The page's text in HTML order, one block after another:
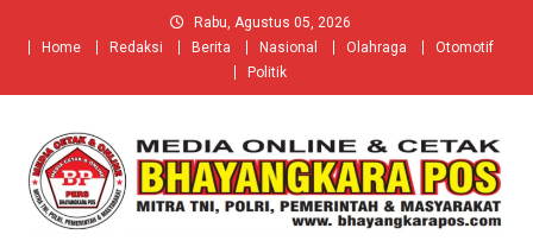
Rabu, Agustus 05, 2026
Home
Redaksi Berita Nasional Olahraga
Otomotif
Politik